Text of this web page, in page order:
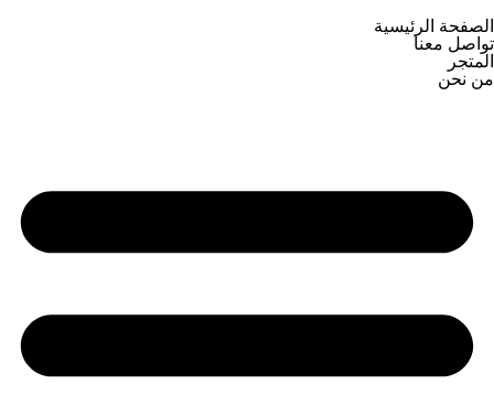
الصفحة الرئيسية
تواصل معنا
المتجر
من نحن